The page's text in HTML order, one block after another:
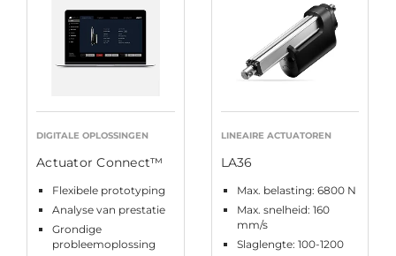
DIGITALE OPLOSSINGEN
Actuator Connect™
Flexibele prototyping
Analyse van prestatie
Grondige
probleemoplossing
LINEAIRE ACTUATOREN
LA36
Max. belasting: 6800 N
Max. snelheid: 160
mm/s
Slaglengte: 100-1200